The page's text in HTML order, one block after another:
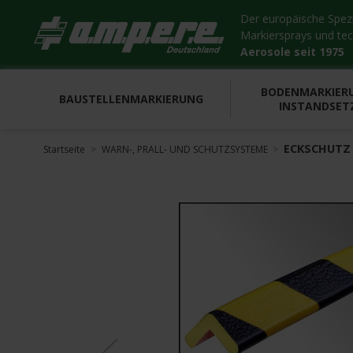
Der europäische
Markiersprays und
Aerosole seit 1975
BAUSTELLENMARKIERUNG
Startseite WARN-, PRALL- UND SCHUTZSYSTEME